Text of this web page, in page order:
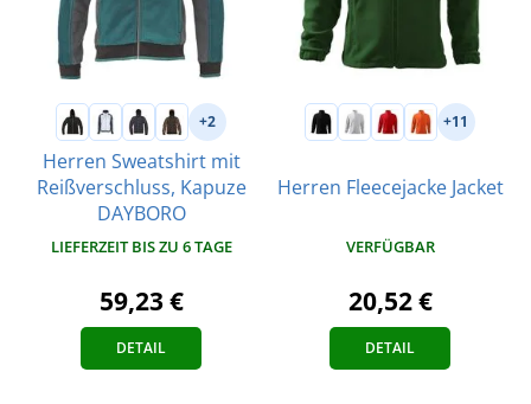
+2
Herren Sweatshirt mit
Reißverschluss, Kapuze
DAYBORO
LIEFERZEIT BIS ZU 6 TAGE
59,23 €
DETAIL
+11
Herren Fleecejacke Jacket
VERFÜGBAR
20,52 €
DETAIL